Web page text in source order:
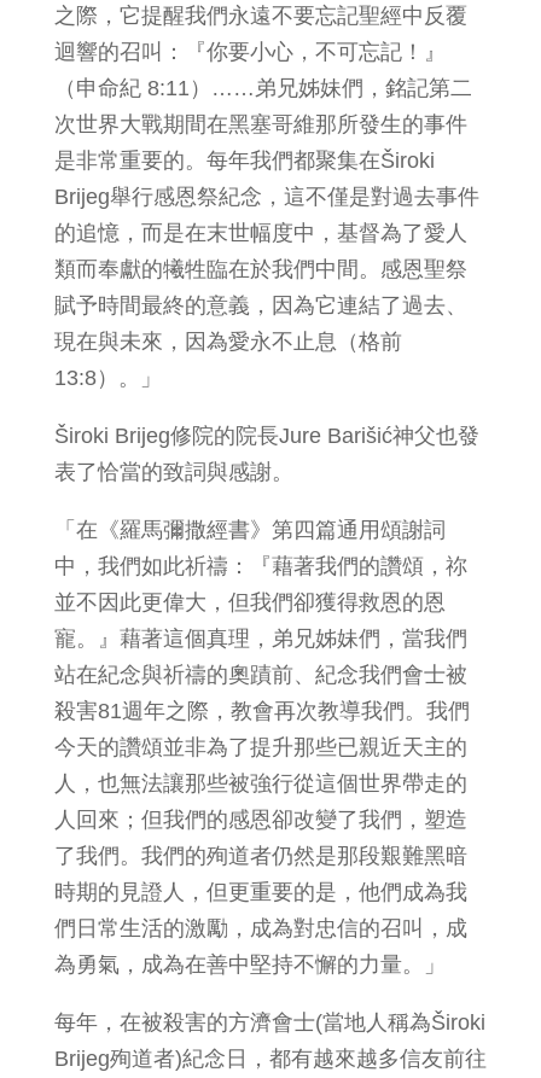
之際，它提醒我們永遠不要忘記聖經中反覆
迴響的召叫：『你要小心，不可忘記！』
（申命紀 8:11）……弟兄姊妹們，銘記第二
次世界大戰期間在黑塞哥維那所發生的事件
是非常重要的。每年我們都聚集在Široki
Brijeg舉行感恩祭紀念，這不僅是對過去事件
的追憶，而是在末世幅度中，基督為了愛人
類而奉獻的犧牲臨在於我們中間。感恩聖祭
賦予時間最終的意義，因為它連結了過去、
現在與未來，因為愛永不止息（格前
13:8）。」
Široki Brijeg修院的院長Jure Barišić神父也發
表了恰當的致詞與感謝。
「在《羅馬彌撒經書》第四篇通用頌謝詞
中，我們如此祈禱：『藉著我們的讚頌，祢
並不因此更偉大，但我們卻獲得救恩的恩
寵。』藉著這個真理，弟兄姊妹們，當我們
站在紀念與祈禱的奧蹟前、紀念我們會士被
殺害81週年之際，教會再次教導我們。我們
今天的讚頌並非為了提升那些已親近天主的
人，也無法讓那些被強行從這個世界帶走的
人回來；但我們的感恩卻改變了我們，塑造
了我們。我們的殉道者仍然是那段艱難黑暗
時期的見證人，但更重要的是，他們成為我
們日常生活的激勵，成為對忠信的召叫，成
為勇氣，成為在善中堅持不懈的力量。」
每年，在被殺害的方濟會士(當地人稱為Široki
Brijeg殉道者)紀念日，都有越來越多信友前往